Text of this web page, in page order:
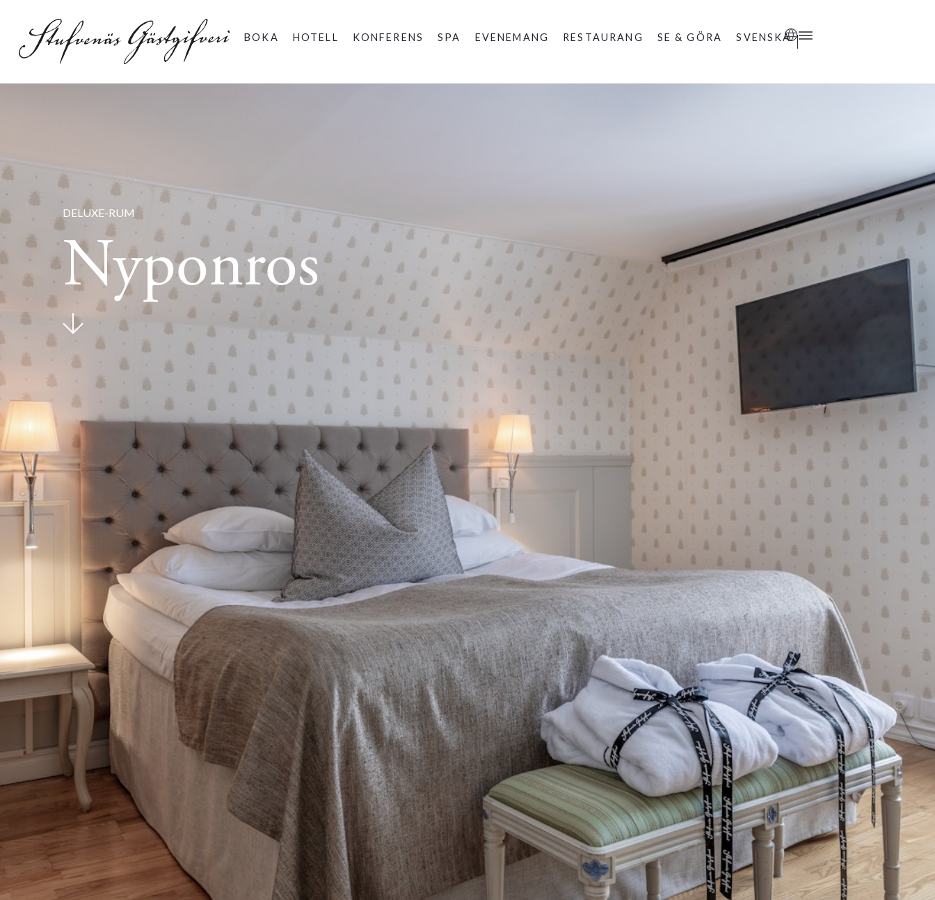
BOKA HOTELL KONFERENS SPA EVENEMANG RESTAURANG SE & GÖRA SVENSKA
DELUXE-RUM
Nyponros